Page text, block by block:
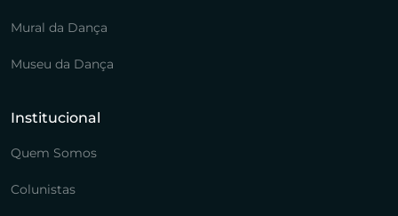
Mural da Dança
Museu da Dança
Institucional
Quem Somos
Colunistas